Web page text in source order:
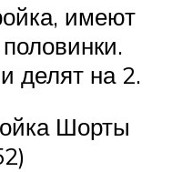
имеют
делят на 2.
Шорты